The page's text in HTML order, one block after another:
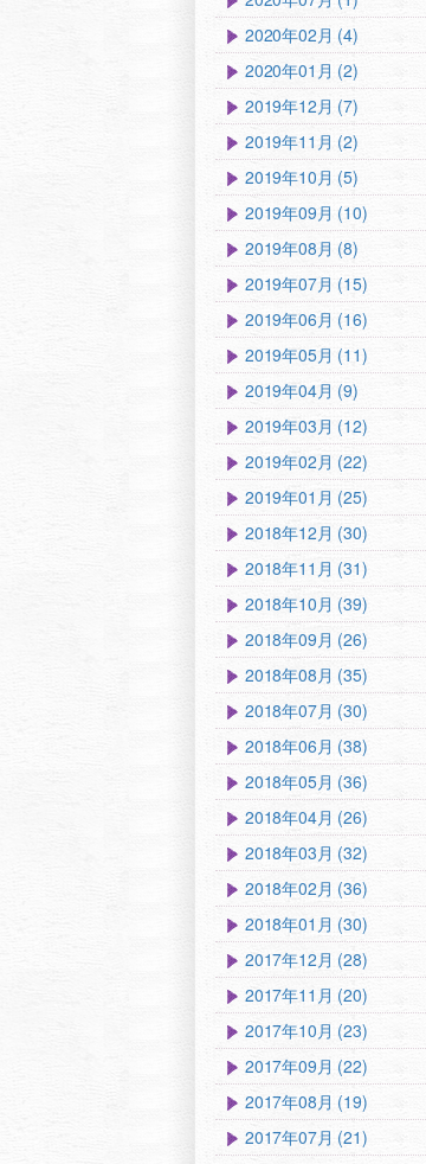
2020年02月 (4)
2020年01月 (2)
2019年12月 (7)
2019年11月 (2)
2019年10月 (5)
2019年09月 (10)
2019年08月 (8)
2019年07月 (15)
2019年06月 (16)
2019年05月 (11)
2019年04月 (9)
2019年03月 (12)
2019年02月 (22)
2019年01月 (25)
2018年12月 (30)
2018年11月 (31)
2018年10月 (39)
2018年09月 (26)
2018年08月 (35)
2018年07月 (30)
2018年06月 (38)
2018年05月 (36)
2018年04月 (26)
2018年03月 (32)
2018年02月 (36)
2018年01月 (30)
2017年12月 (28)
2017年11月 (20)
2017年10月 (23)
2017年09月 (22)
2017年08月 (19)
2017年07月 (21)